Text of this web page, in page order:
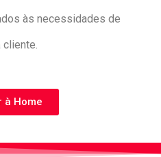
às necessidades de
cliente.
à Home